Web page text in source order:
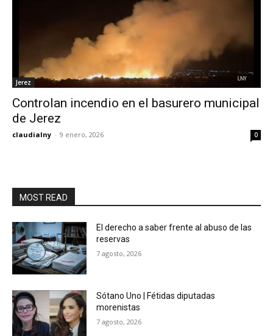
Jerez
Controlan incendio en el basurero municipal
de Jerez
claudialny - 9 enero, 2026 0
MOST READ
El derecho a saber frente al abuso de las
reservas
7 agosto, 2026
Sótano Uno | Fétidas diputadas
morenistas
7 agosto, 2026